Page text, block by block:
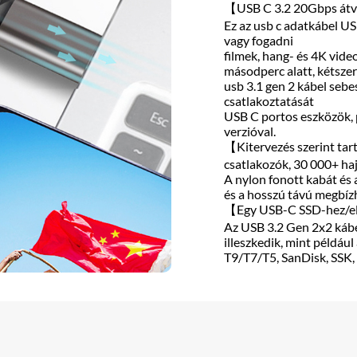
【USB C 3.2 20Gbps
Ez az usb c adatkábel
vagy fogadni
filmek, hang- és 4K
másodperc alatt,
usb 3.1 gen 2 kábel
csatlakoztatását
USB C portos
verzióval.
【Kitervezés szerint
csatlakozók, 30 000+
A nylon fonott kabát és
és a hosszú távú
【Egy USB-C SSD-
Az USB 3.2 Gen 2x2
illeszkedik, mint például
T9/T7/T5, SanDisk,